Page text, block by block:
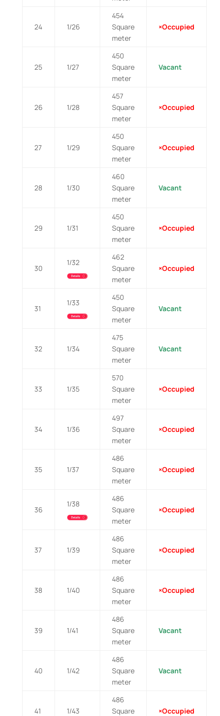
24 1/26
454
Square
meter
×Occupied
25 1/27
450
Square
meter
Vacant
26 1/28
457
Square
meter
×Occupied
27 1/29
450
Square
meter
×Occupied
28 1/30
460
Square
meter
Vacant
29 1/31
450
Square
meter
×Occupied
30
1/32
462
Square
meter
×Occupied
31
1/33
450
Square
meter
Vacant
32 1/34
475
Square
meter
Vacant
33 1/35
570
Square
meter
×Occupied
34 1/36
497
Square
meter
×Occupied
35 1/37
486
Square
meter
×Occupied
36
1/38
486
Square
meter
×Occupied
37 1/39
486
Square
meter
×Occupied
38 1/40
486
Square
meter
×Occupied
39 1/41
486
Square
meter
Vacant
40 1/42
486
Square
meter
Vacant
41 1/43
486
Square
×Occupied